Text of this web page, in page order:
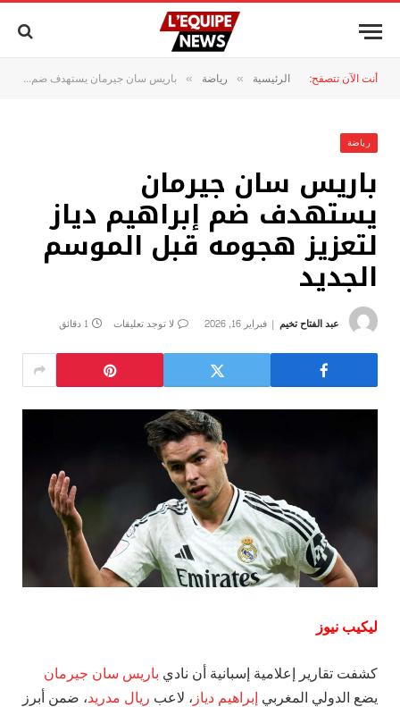
أنت الآن تتصفح: الرئيسية » رياضة » باريس سان جيرمان يستهدف ضم إبراهيم دياز لتعزيز هجومه قبل الموسم الجديد
رياضة
باريس سان جيرمان
يستهدف ضم إبراهيم دياز
لتعزيز هجومه قبل الموسم
الجديد
عبد الفتاح تخيم فبراير 16, 2026 لا توجد تعليقات 1 دقائق
ليكيب نيوز
كشفت تقارير إعلامية إسبانية أن نادي باريس سان جيرمان
يضع الدولي المغربيإبراهيم دياز، لاعب ريال مدريد، ضمن أبرز